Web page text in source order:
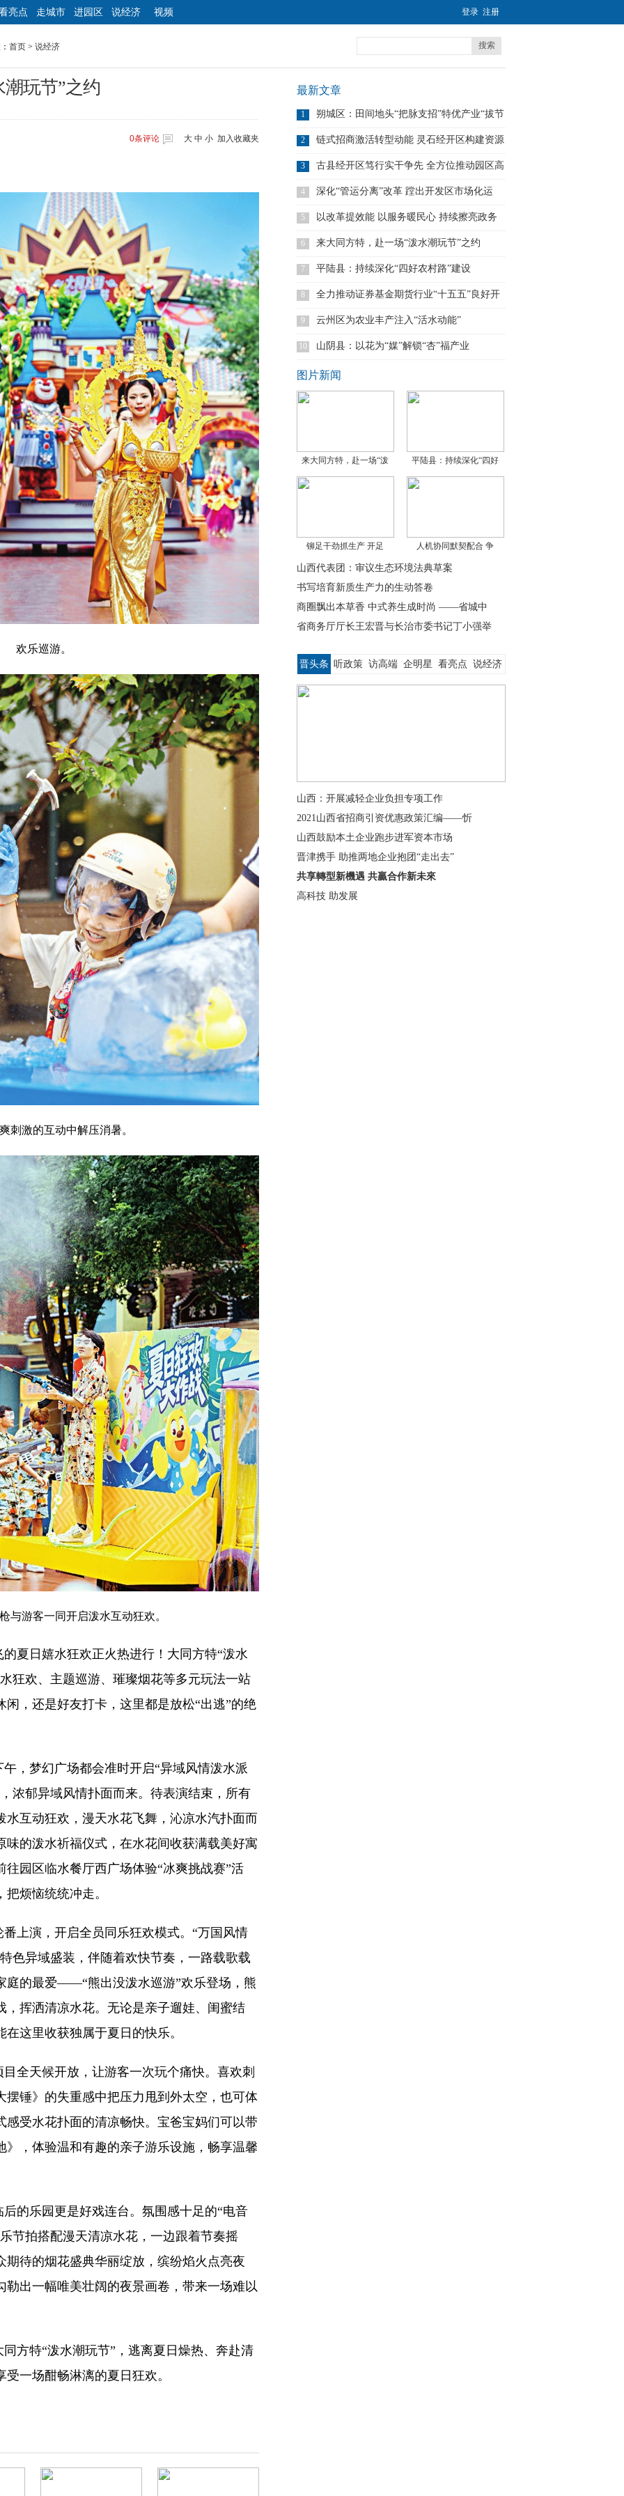
亮点 走城市 进园区 说经济 视频 登录 注册
首页 > 说经济 搜索
玩节”之约
大 中 小 加入收藏夹
0条评论
欢乐巡游。
刺激的互动中解压消暑。
与游客一同开启泼水互动狂欢。
夏日嬉水狂欢正火热进行！大同方特“泼水
狂欢、主题巡游、璀璨烟花等多元玩法一站
，还是好友打卡，这里都是放松“出逃”的绝
，梦幻广场都会准时开启“异域风情泼水派
浓郁异域风情扑面而来。待表演结束，所有
互动狂欢，漫天水花飞舞，沁凉水汽扑面而
的泼水祈福仪式，在水花间收获满载美好寓
园区临水餐厅西广场体验“冰爽挑战赛”活
烦恼统统冲走。
上演，开启全员同乐狂欢模式。“万国风情
色异域盛装，伴随着欢快节奏，一路载歌载
庭的最爱——“熊出没泼水巡游”欢乐登场，熊
挥洒清凉水花。无论是亲子遛娃、闺蜜结
这里收获独属于夏日的快乐。
全天候开放，让游客一次玩个痛快。喜欢刺
锤》的失重感中把压力甩到外太空，也可体
受水花扑面的清凉畅快。宝爸宝妈们可以带
，体验温和有趣的亲子游乐设施，畅享温馨
的乐园更是好戏连台。氛围感十足的“电音
节拍搭配漫天清凉水花，一边跟着节奏摇
待的烟花盛典华丽绽放，缤纷焰火点亮夜
出一幅唯美壮阔的夜景画卷，带来一场难以
方特“泼水潮玩节”，逃离夏日燥热、奔赴清
一场酣畅淋漓的夏日狂欢。
最新文章
1 朔城区：田间地头“把脉支招”特优产业“拔节
2 链式招商激活转型动能 灵石经开区构建资源
3 古县经开区笃行实干争先 全方位推动园区高
4 深化“管运分离”改革 蹚出开发区市场化运
5
以改革提效能 以服务暖民心 持续擦亮政务
服
6 来大同方特，赴一场“泼水潮玩节”之约
7 平陆县：持续深化“四好农村路”建设
8 全力推动证券基金期货行业“十五五”良好开
9 云州区为农业丰产注入“活水动能”
10 山阴县：以花为“媒”解锁“杏”福产业
图片新闻
来大同方特，赴一场“泼 平陆县：持续深化“四好
铆足干劲抓生产 开足 人机协同默契配合 争
山西代表团：审议生态环境法典草案
书写培育新质生产力的生动答卷
商圈飘出本草香 中式养生成时尚 ——省城中
省商务厅厅长王宏晋与长治市委书记丁小强举
晋头条 听政策 访高端 企明星 看亮点 说经济
山西：开展减轻企业负担专项工作
2021山西省招商引资优惠政策汇编——忻
山西鼓励本土企业跑步进军资本市场
晋津携手 助推两地企业抱团“走出去”
共享轉型新機遇 共贏合作新未來
高科技 助发展